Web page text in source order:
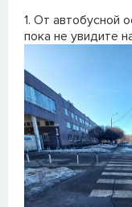
1. От автобусной
пока не увидите